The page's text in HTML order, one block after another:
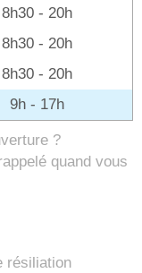
8h30 - 20h
8h30 - 20h
8h30 - 20h
9h - 17h
?
quand vous
résiliation